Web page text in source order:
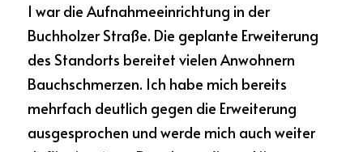
1 war die Aufnahmeeinrichtung in der
Buchholzer Straße. Die geplante Erweiterung
des Standorts bereitet vielen Anwohnern
Bauchschmerzen. Ich habe mich bereits
mehrfach deutlich gegen die Erweiterung
ausgesprochen und werde mich auch weiter